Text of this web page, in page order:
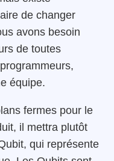
de changer
avons besoin
de toutes
équipe.
fermes pour le
il mettra plutôt
qui représente